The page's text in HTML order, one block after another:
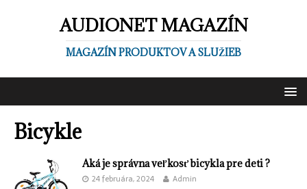
AUDIONET MAGAZÍN
MAGAZÍN PRODUKTOV A SLUŽIEB
Bicykle
Aká je správna veľkosť bicykla pre deti ?
24 februára, 2024 Admin